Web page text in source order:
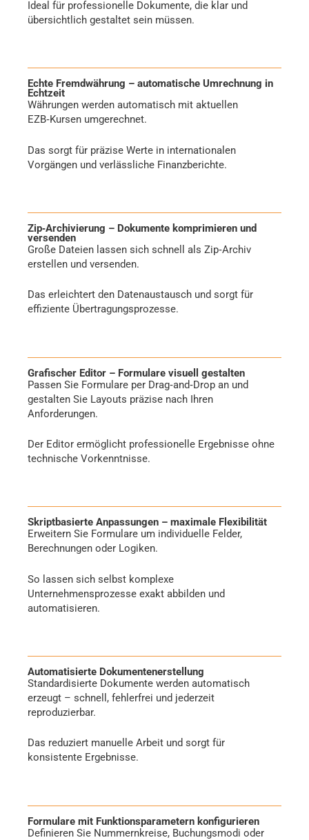
Ideal für professionelle Dokumente, die klar und
übersichtlich gestaltet sein müssen.
Echte Fremdwährung – automatische Umrechnung in
Echtzeit
Währungen werden automatisch mit aktuellen
EZB‑Kursen umgerechnet.
Das sorgt für präzise Werte in internationalen
Vorgängen und verlässliche Finanzberichte.
Zip‑Archivierung – Dokumente komprimieren und
versenden
Große Dateien lassen sich schnell als Zip‑Archiv
erstellen und versenden.
Das erleichtert den Datenaustausch und sorgt für
effiziente Übertragungsprozesse.
Grafischer Editor – Formulare visuell gestalten
Passen Sie Formulare per Drag‑and‑Drop an und
gestalten Sie Layouts präzise nach Ihren
Anforderungen.
Der Editor ermöglicht professionelle Ergebnisse ohne
technische Vorkenntnisse.
Skriptbasierte Anpassungen – maximale Flexibilität
Erweitern Sie Formulare um individuelle Felder,
Berechnungen oder Logiken.
So lassen sich selbst komplexe
Unternehmensprozesse exakt abbilden und
automatisieren.
Automatisierte Dokumentenerstellung
Standardisierte Dokumente werden automatisch
erzeugt – schnell, fehlerfrei und jederzeit
reproduzierbar.
Das reduziert manuelle Arbeit und sorgt für
konsistente Ergebnisse.
Formulare mit Funktionsparametern konfigurieren
Definieren Sie Nummernkreise, Buchungsmodi oder